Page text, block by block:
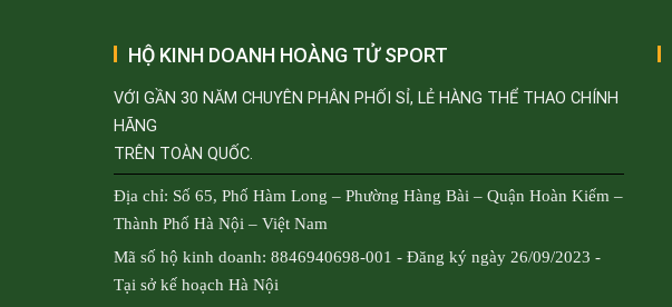
HỘ KINH DOANH HOÀNG TỬ SPORT
VỚI GẦN 30 NĂM CHUYÊN PHÂN PHỐI SỈ, LẺ HÀNG THỂ THAO CHÍNH
HÃNG
TRÊN TOÀN QUỐC.
Địa chỉ: Số 65, Phố Hàm Long – Phường Hàng Bài – Quận Hoàn Kiếm –
Thành Phố Hà Nội – Việt Nam
Mã số hộ kinh doanh: 8846940698-001 - Đăng ký ngày 26/09/2023 -
Tại sở kế hoạch Hà Nội